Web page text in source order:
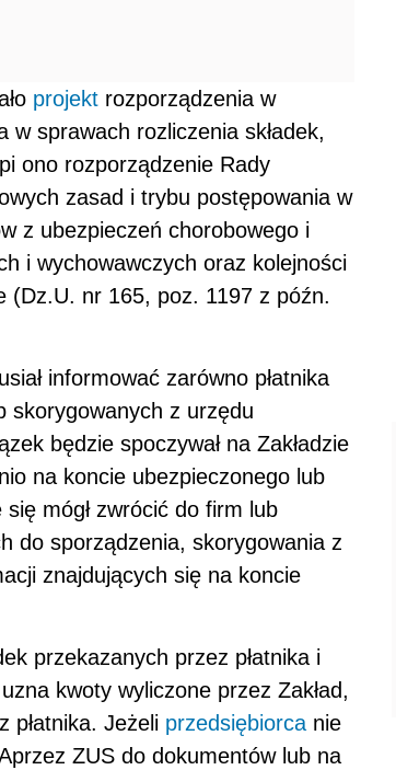
projekt rozporządzenia w
w sprawach rozliczenia składek,
ono rozporządzenie Rady
zasad i trybu postępowania w
z ubezpieczeń chorobowego i
i wychowawczych oraz kolejności
(Dz.U. nr 165, poz. 1197 z późn.
informować zarówno płatnika
skorygowanych z urzędu
będzie spoczywał na Zakładzie
na koncie ubezpieczonego lub
mógł zwrócić do firm lub
do sporządzenia, skorygowania z
znajdujących się na koncie
przekazanych przez płatnika i
kwoty wyliczone przez Zakład,
płatnika. Jeżeli przedsiębiorca nie
ZUS do dokumentów lub na